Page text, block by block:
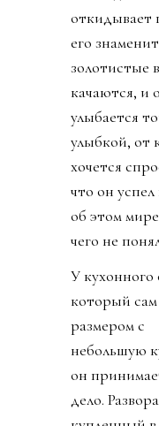
откидывает
его
золотистые
качаются, и
улыбается
улыбкой, от
хочется
что он
об этом
чего не
У кухонного
который сам
размером с
небольшую
он
дело.